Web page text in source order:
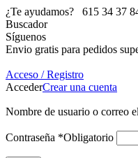
¿Te ayudamos?
615 34 37
Buscador
Síguenos
Envio gratis para pedidos
Acceso / Registro
AccederCrear una cuenta
Nombre de usuario o correo
Contraseña *Obligatorio